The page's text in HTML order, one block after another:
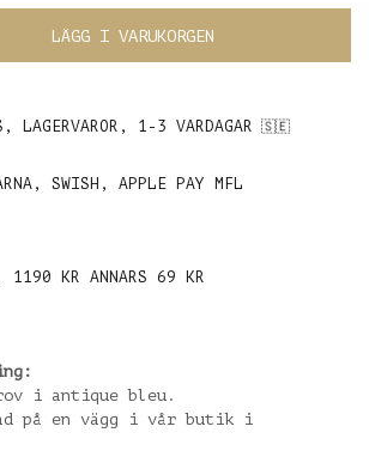
LÄGG I VARUKORGEN
LAGERVAROR, 1-3 VARDAGAR 🇸🇪
SWISH, APPLE PAY MFL
1190 KR ANNARS 69 KR
i antique bleu.
på en vägg i vår butik i